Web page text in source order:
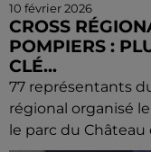
10 février 2026
CROSS
POMPIERS :
CLÉ...
77 représentants
régional organisé
le parc du Château